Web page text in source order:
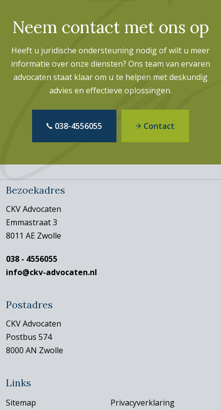
Neem contact met ons op
Heeft u juridische ondersteuning nodig of wilt u meer
informatie over onze diensten? Ons team van ervaren
advocaten staat klaar om u te helpen met deskundig
advies en effectieve oplossingen.
038-4556055 Contact
Bezoekadres
CKV Advocaten
Emmastraat 3
8011 AE Zwolle
038 - 4556055
info@ckv-advocaten.nl
Postadres
CKV Advocaten
Postbus 574
8000 AN Zwolle
Links
Sitemap
Privacyverklaring